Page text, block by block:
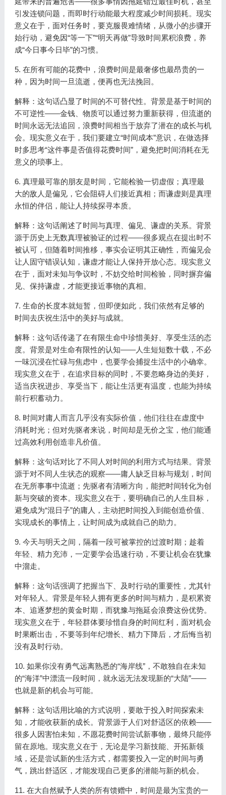
引发连锁问题，而即时行动能最大程度减少时间损耗。现实
意义在于，面对任务时，要克服畏难情绪，从微小的步骤开
始行动，避免因“等一下”“明天再做”导致时间累积浪费，养
成“今日事今日毕”的习惯。
5. 在所有可能的花费中，浪费时间是最奢侈也最昂贵的一
种，因为时间一旦流逝，便再也无法挽回。
解释：这句话凸显了时间的不可替代性。背景是基于时间的
不可逆性——金钱、物质可以通过努力重新获得，但流逝的
时间永远无法追回，浪费时间相当于放弃了潜在的成长与机
会。现实意义在于，我们要建立“时间成本”意识，在做选择
时多思考“这件事是否值得花费时间”，避免把时间消耗在无
意义的琐事上。
6. 真理最可靠的朋友是时间，它能检验一切虚假；真理最
大的敌人是偏见，它会阻碍人们接近真相；而谦虚则是真理
永恒的伴侣，能让人持续探寻本质。
解释：这句话阐述了时间与真理、偏见、谦虚的关系。背景
源于历史上无数真理被验证的过程——很多观点在提出时不
被认可，但随着时间推移，事实会证明其正确性，而偏见会
让人固守错误认知，谦虚才能让人保持开放心态。现实意义
在于，面对未知与争议时，不妨交给时间检验，同时摒弃偏
见、保持谦虚，才能更接近事物的真相。
7. 生命的长度本就短暂，但即便如此，我们依然有足够的
时间去庆祝生活中的美好与成就。
解释：这句话传递了在有限生命中珍惜美好、享受生活的态
度。背景是对生命有限性的认知——人生短短数十载，不必
一味沉浸在忙碌与焦虑中，也要学会捕捉生活中的小确幸。
现实意义在于，在追求目标的同时，不要忽略身边的美好，
适当庆祝进步、享受当下，能让生活更有温度，也能为持续
前行积蓄动力。
8. 时间对庸人而言几乎没有实际价值，他们往往在虚度中
消耗时光；但对先驱者来说，时间却是无价之宝，他们能通
过高效利用创造非凡价值。
解释：这句话对比了不同人对时间的利用方式与结果。背景
源于对不同人生状态的观察——庸人缺乏目标与规划，时间
在无所事事中流逝；先驱者有清晰方向，能把时间转化为创
新与突破的资本。现实意义在于，要明确自己的人生目标，
避免成为“混日子”的庸人，主动把时间投入到能创造价值、
实现成长的事情上，让时间成为成就自己的助力。
9. 今天与明天之间，隔着一段可被掌控的过渡时期；趁着
年轻、精力充沛，一定要学会迅速行动，不要让机会在犹豫
中溜走。
解释：这句话强调了把握当下、及时行动的重要性，尤其针
对年轻人。背景是年轻人拥有更多的时间与精力，是积累资
本、追逐梦想的黄金时期，而犹豫与拖延会浪费这份优势。
现实意义在于，年轻群体要珍惜自身的时间红利，面对机会
时果断出击，不要等到年纪增长、精力下降后，才后悔当初
没有及时行动。
10. 如果你没有勇气远离熟悉的“海岸线”，不敢独自在未知
的“海洋”中漂流一段时间，就永远无法发现新的“大陆”——
也就是新的机会与可能。
解释：这句话用比喻的方式说明，要敢于投入时间探索未
知，才能收获新的成长。背景源于人们对舒适区的依赖——
很多人因害怕未知，不愿花费时间尝试新事物，最终只能停
留在原地。现实意义在于，无论是学习新技能、开拓新领
域，还是尝试新的生活方式，都需要投入一定的时间与勇
气，跳出舒适区，才能发现自己更多的潜能与新的机会。
11. 在大自然赋予人类的所有馈赠中，时间是最为宝贵的一